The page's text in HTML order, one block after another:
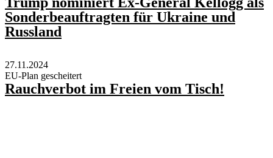
Sonderbeauftragten für Ukraine und
Russland
27.11.2024
EU-Plan gescheitert
Rauchverbot im Freien vom Tisch!